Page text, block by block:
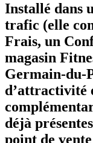
Installé dans
trafic (elle
Frais, un
magasin
Germain-du-
d’attractivité
déjà
point de